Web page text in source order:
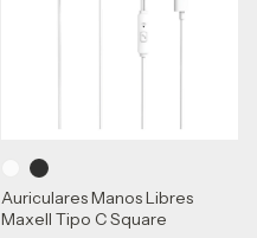
Auriculares Manos Libres
Maxell Tipo C Square